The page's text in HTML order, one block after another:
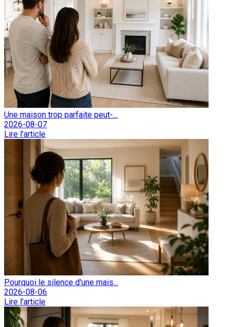
Une maison trop parfaite peut-...
2026-08-07
Lire l'article
Pourquoi le silence d'une mais...
2026-08-06
Lire l'article